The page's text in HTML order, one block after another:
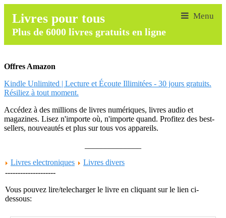
Livres pour tous
Plus de 6000 livres gratuits en ligne
Offres Amazon
Kindle Unlimited | Lecture et Écoute Illimitées - 30 jours gratuits.
Résiliez à tout moment.
Accédez à des millions de livres numériques, livres audio et
magazines. Lisez n'importe où, n'importe quand. Profitez des best-
sellers, nouveautés et plus sur tous vos appareils.
Livres electroniques
Livres divers
--------------------
Vous pouvez lire/telecharger le livre en cliquant sur le lien ci-
dessous: